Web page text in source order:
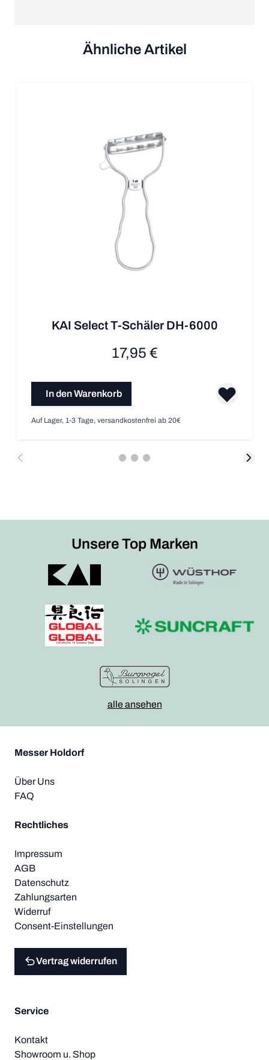
Ähnliche Artikel
KAI Select T-Schäler DH-6000
17,95 €
In den Warenkorb
Auf Lager, 1-3 Tage, versandkostenfrei ab 20€
Unsere Top Marken
alle ansehen
Messer Holdorf
Über Uns
FAQ
Rechtliches
Impressum
AGB
Datenschutz
Zahlungsarten
Widerruf
Consent-Einstellungen
Vertrag widerrufen
Service
Kontakt
Showroom u. Shop